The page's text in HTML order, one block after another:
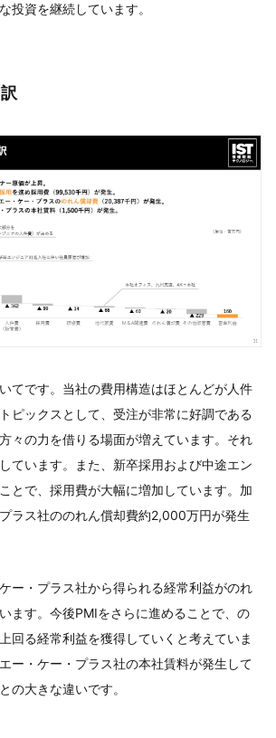
投資を継続しています。
てです。当社の費用構造はほとんどが人件
ピックスとして、受注が非常に好調である
々の力を借りる場面が増えています。それ
ています。また、新卒採用および中途エン
とで、採用費が大幅に増加しています。加
ラス社ののれん償却費約2,000万円が発生
ー・プラス社から得られる経常利益がのれ
ます。今後PMIをさらに進めることで、の
回る経常利益を獲得していくと考えていま
ー・ケー・プラス社の本社賃料が発生して
の大きな違いです。